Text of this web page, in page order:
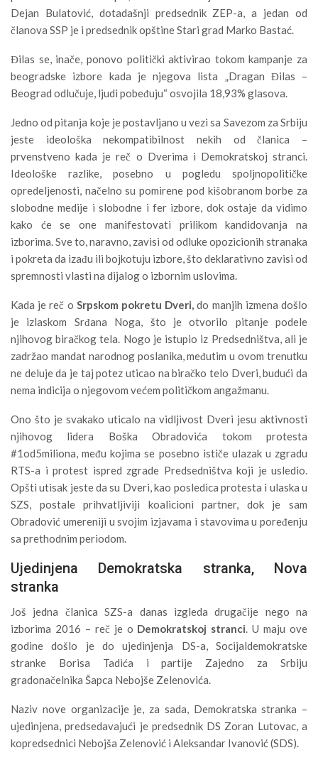
Dejan Bulatović, dotadašnji predsednik ZEP-a, a jedan od
članova SSP je i predsednik opštine Stari grad Marko Bastać.
Đilas se, inače, ponovo politički aktivirao tokom kampanje za
beogradske izbore kada je njegova lista „Dragan Đilas –
Beograd odlučuje, ljudi pobeđuju“ osvojila 18,93% glasova.
Jedno od pitanja koje je postavljano u vezi sa Savezom za Srbiju
jeste ideološka nekompatibilnost nekih od članica –
prvenstveno kada je reč o Dverima i Demokratskoj stranci.
Ideološke razlike, posebno u pogledu spoljnopolitičke
opredeljenosti, načelno su pomirene pod kišobranom borbe za
slobodne medije i slobodne i fer izbore, dok ostaje da vidimo
kako će se one manifestovati prilikom kandidovanja na
izborima. Sve to, naravno, zavisi od odluke opozicionih stranaka
i pokreta da izađu ili bojkotuju izbore, što deklarativno zavisi od
spremnosti vlasti na dijalog o izbornim uslovima.
Kada je reč o Srpskom pokretu Dveri,do manjih izmena došlo
je izlaskom Srđana Noga, što je otvorilo pitanje podele
njihovog biračkog tela. Nogo je istupio iz Predsedništva, ali je
zadržao mandat narodnog poslanika, međutim u ovom trenutku
ne deluje da je taj potez uticao na biračko telo Dveri, budući da
nema indicija o njegovom većem političkom angažmanu.
Ono što je svakako uticalo na vidljivost Dveri jesu aktivnosti
njihovog lidera Boška Obradovića tokom protesta
#1od5miliona, među kojima se posebno ističe ulazak u zgradu
RTS-a i protest ispred zgrade Predsedništva koji je usledio.
Opšti utisak jeste da su Dveri, kao posledica protesta i ulaska u
SZS, postale prihvatljiviji koalicioni partner, dok je sam
Obradović umereniji u svojim izjavama i stavovima u poređenju
sa prethodnim periodom.
Ujedinjena Demokratska stranka, Nova
stranka
Još jedna članica SZS-a danas izgleda drugačije nego na
izborima 2016 – reč je o Demokratskoj stranci. U maju ove
godine došlo je do ujedinjenja DS-a, Socijaldemokratske
stranke Borisa Tadića i partije Zajedno za Srbiju
gradonačelnika Šapca Nebojše Zelenovića.
Naziv nove organizacije je, za sada, Demokratska stranka –
ujedinjena, predsedavajući je predsednik DS Zoran Lutovac, a
kopredsednici Nebojša Zelenović i Aleksandar Ivanović (SDS).